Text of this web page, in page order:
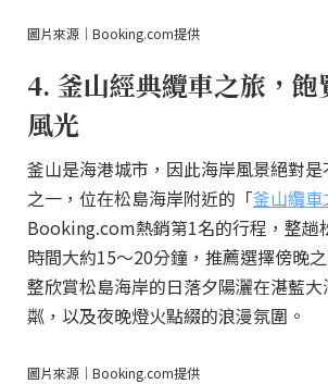
圖片來源｜Booking.com提供
4. 釜山經典纜車之旅，飽
風光
釜山是海港城市，因此海岸風景絕對
之一，位在松島海岸附近的「釜山纜車
Booking.com熱銷第1名的行程，整趟
時間大約15～20分鐘，推薦選擇傍晚
整欣賞松島海岸的日落夕陽灑在湛藍
粼，以及夜晚燈火點綴的浪漫氛圍。
圖片來源｜Booking.com提供